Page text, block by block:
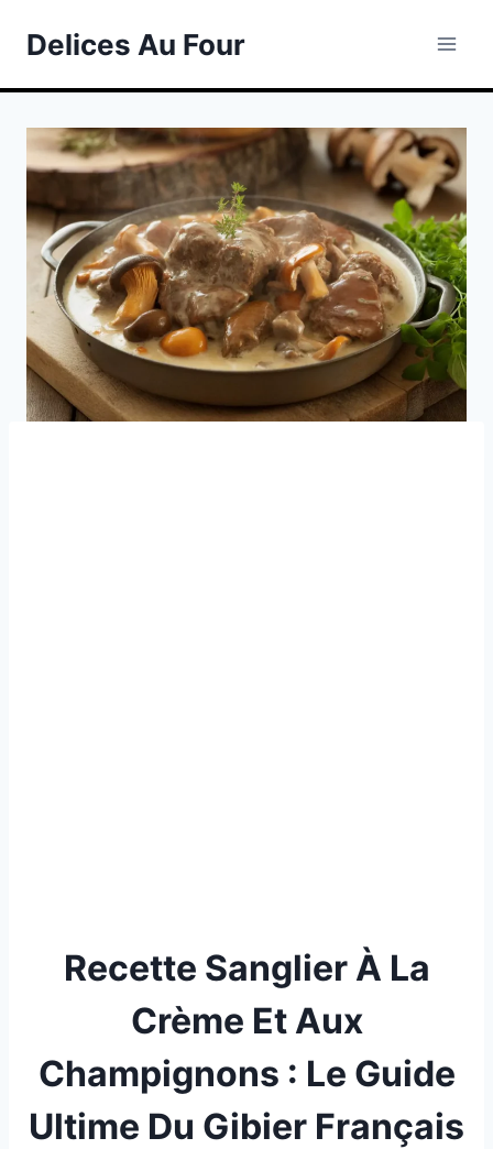
Delices Au Four
Recette Sanglier À La
Crème Et Aux
Champignons : Le Guide
Ultime Du Gibier Français